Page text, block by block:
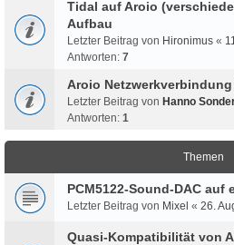
Tidal auf Aroio
Aufbau
Letzter Beitrag von Hironimus «
Antworten: 7
Aroio
Letzter Beitrag von Hanno
Antworten: 1
Themen
PCM5122-Sound-DAC auf
Letzter Beitrag von Mixel « 26.
Quasi-Kompatibilität von